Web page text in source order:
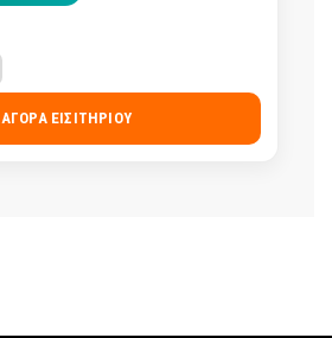
ΑΓΟΡΆ ΕΙΣΙΤΗΡΊΟΥ